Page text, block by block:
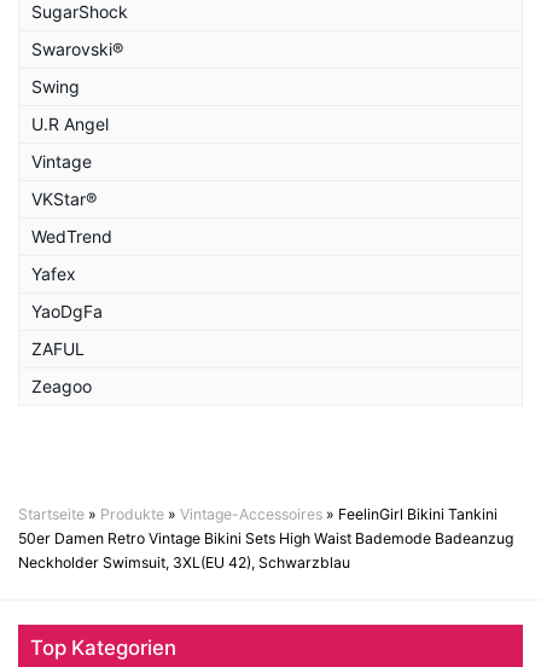
SugarShock
Swarovski®
Swing
U.R Angel
Vintage
VKStar®
WedTrend
Yafex
YaoDgFa
ZAFUL
Zeagoo
Startseite » Produkte » Vintage-Accessoires » FeelinGirl Bikini Tankini
50er Damen Retro Vintage Bikini Sets High Waist Bademode Badeanzug
Neckholder Swimsuit, 3XL(EU 42), Schwarzblau
Top Kategorien